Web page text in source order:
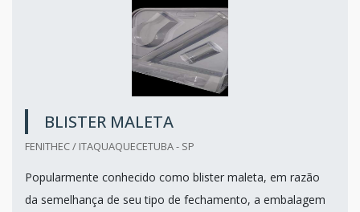
BLISTER MALETA
FENITHEC / ITAQUAQUECETUBA - SP
Popularmente conhecido como blister maleta, em razão
da semelhança de seu tipo de fechamento, a embalagem